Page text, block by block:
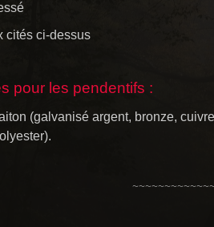
cités ci-dessus
pour les pendentifs :
(galvanisé argent, bronze,